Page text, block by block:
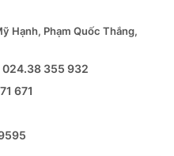
Hạnh, Phạm Quốc Thắng,
355 932
671